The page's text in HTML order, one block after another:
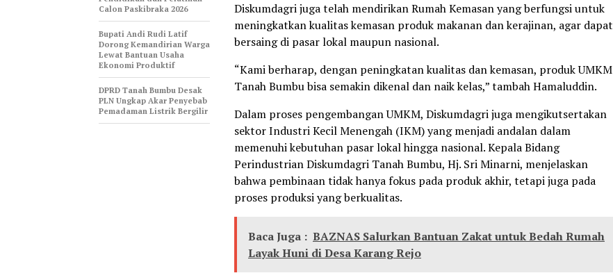
Diskumdagri juga telah mendirikan Rumah Kemasan yang berfungsi untuk
meningkatkan kualitas kemasan produk makanan dan kerajinan, agar dapat
bersaing di pasar lokal maupun nasional.
“Kami berharap, dengan peningkatan kualitas dan kemasan, produk UMKM
Tanah Bumbu bisa semakin dikenal dan naik kelas,” tambah Hamaluddin.
Dalam proses pengembangan UMKM, Diskumdagri juga mengikutsertakan
sektor Industri Kecil Menengah (IKM) yang menjadi andalan dalam
memenuhi kebutuhan pasar lokal hingga nasional. Kepala Bidang
Perindustrian Diskumdagri Tanah Bumbu, Hj. Sri Minarni, menjelaskan
bahwa pembinaan tidak hanya fokus pada produk akhir, tetapi juga pada
proses produksi yang berkualitas.
Baca Juga : BAZNAS Salurkan Bantuan Zakat untuk Bedah Rumah
Layak Huni di Desa Karang Rejo
Calon Paskibraka 2026
Bupati Andi Rudi Latif
Dorong Kemandirian Warga
Lewat Bantuan Usaha
Ekonomi Produktif
DPRD Tanah Bumbu Desak
PLN Ungkap Akar Penyebab
Pemadaman Listrik Bergilir